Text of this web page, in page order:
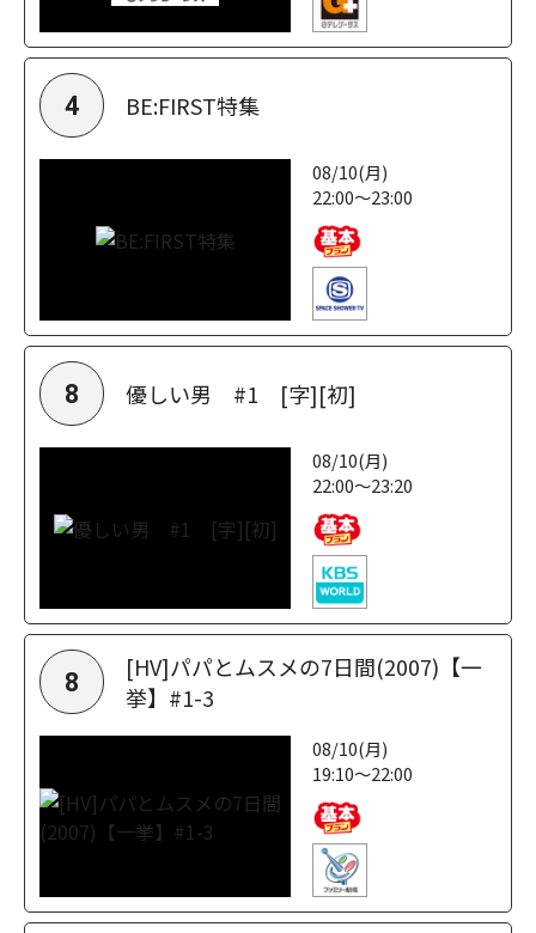
4 BE:FIRST特集
08/10(月)
22:00～23:00
8 優しい男 #1 [字][初]
08/10(月)
22:00～23:20
8
[HV]パパとムスメの7日間(2007)【一
挙】#1-3
08/10(月)
19:10～22:00